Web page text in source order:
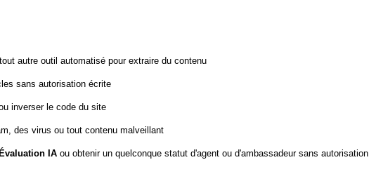
autre outil automatisé pour extraire du contenu
sans autorisation écrite
inverser le code du site
des virus ou tout contenu malveillant
IA ou obtenir un quelconque statut d'agent ou d'ambassadeur sans autorisation